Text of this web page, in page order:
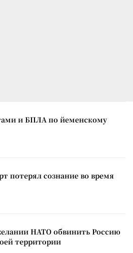
и БПЛА по йеменскому
потерял сознание во время
НАТО обвинить Россию
территории